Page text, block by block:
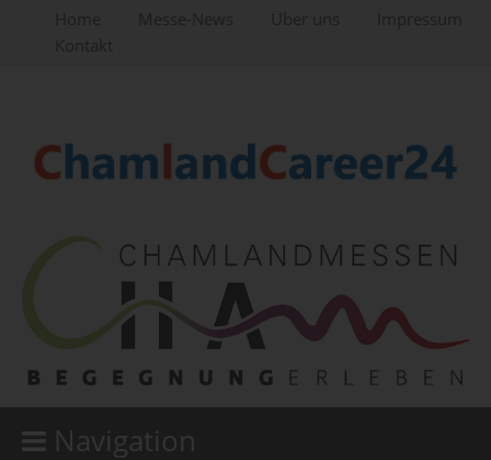
Navigation